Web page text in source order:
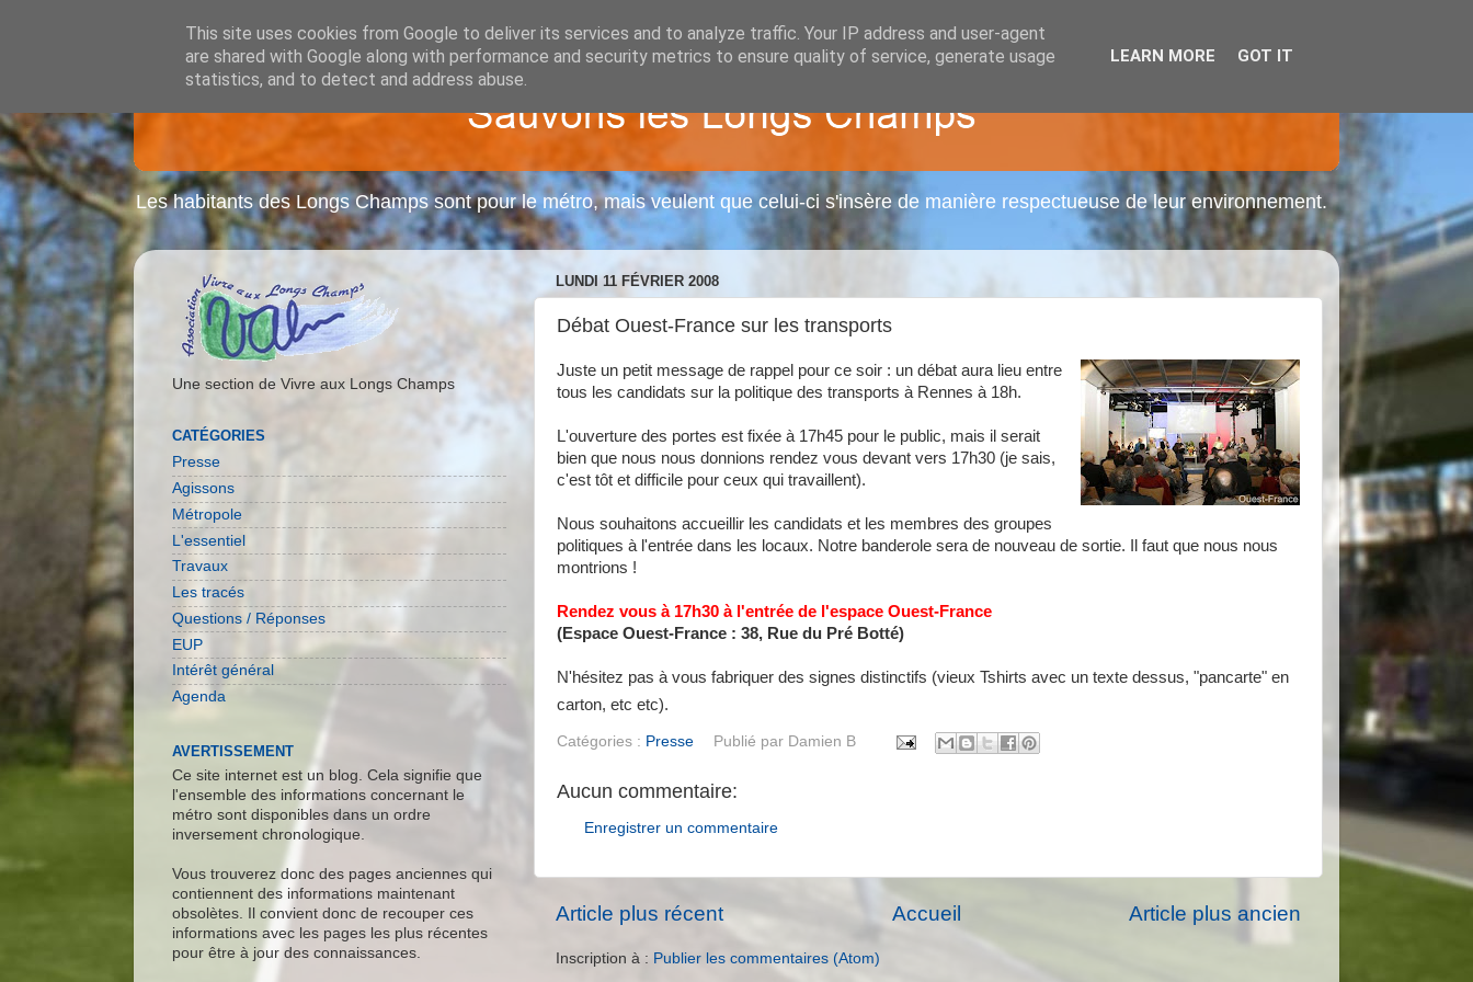
Les habitants des Longs Champs sont pour le métro, mais veulent que celui-ci s'insère de manière respectueuse de leur environnement.
LUNDI 11 FÉVRIER 2008
Débat Ouest-France sur les transports
Juste un petit message de rappel pour ce soir : un débat aura lieu entre
tous les candidats sur la politique des transports à Rennes à 18h.
L'ouverture des portes est fixée à 17h45 pour le public, mais il serait
bien que nous nous donnions rendez vous devant vers 17h30 (je sais,
c'est tôt et difficile pour ceux qui travaillent).
Nous souhaitons accueillir les candidats et les membres des groupes
politiques à l'entrée dans les locaux. Notre banderole sera de nouveau de sortie. Il faut que nous nous
montrions !
Rendez vous à 17h30 à l'entrée de l'espace Ouest-France
(Espace Ouest-France : 38, Rue du Pré Botté)
N'hésitez pas à vous fabriquer des signes distinctifs (vieux Tshirts avec un texte dessus, "pancarte" en
carton, etc etc).
Catégories : Presse Publié par Damien B
Aucun commentaire:
Enregistrer un commentaire
Article plus récent Article plus ancien
Accueil
Inscription à : Publier les commentaires (Atom)
Une section de Vivre aux Longs Champs
CATÉGORIES
Presse
Agissons
Métropole
L'essentiel
Travaux
Les tracés
Questions / Réponses
EUP
Intérêt général
Agenda
AVERTISSEMENT
Ce site internet est un blog. Cela signifie que
l'ensemble des informations concernant le
métro sont disponibles dans un ordre
inversement chronologique.
Vous trouverez donc des pages anciennes qui
contiennent des informations maintenant
obsolètes. Il convient donc de recouper ces
informations avec les pages les plus récentes
pour être à jour des connaissances.
This site uses cookies from Google to deliver its services and to analyze traffic. Your IP address and user-agent
are shared with Google along with performance and security metrics to ensure quality of service, generate usage
statistics, and to detect and address abuse.
LEARN MORE GOT IT